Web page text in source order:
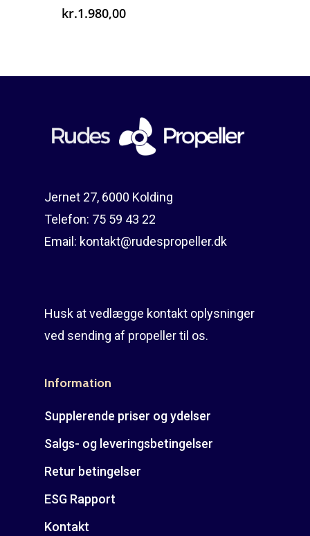
kr.1.980,00
Jernet 27, 6000 Kolding
Telefon: 75 59 43 22
Email: kontakt@rudespropeller.dk
Husk at vedlægge kontakt oplysninger
ved sending af propeller til os.
Information
Supplerende priser og ydelser
Salgs- og leveringsbetingelser
Retur betingelser
ESG Rapport
Kontakt
Om reparation
Guides
Montering af propel
Er min propel højre
Kontakt
Rudes Propeller